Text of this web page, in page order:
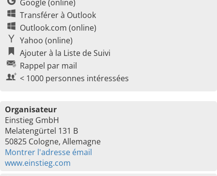
Google (online)
Transférer à Outlook
Outlook.com (online)
Yahoo (online)
Ajouter à la Liste de Suivi
Rappel par mail
< 1000 personnes intéressées
Organisateur
Einstieg GmbH
Melatengürtel 131 B
50825 Cologne, Allemagne
Montrer l'adresse émail
www.einstieg.com